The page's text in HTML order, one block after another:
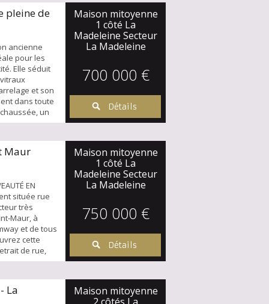
salle à
cheminée et
qu’une
pleine de
ancienne
pour les
Elle séduit
et son
dans toute
un
une salle à
dôme. Le
cheminée
Maison mitoyenne
1 côté La
Madeleine Secteur
La Madeleine
700 000 €
Détails
Maur
EN
située rue
très
Maur, à
et de tous
cette
de rue,
calme et
avec
agrémenté
Maison mitoyenne
1 côté La
Madeleine Secteur
La Madeleine
750 000 €
Détails
La
Maison mitoyenne